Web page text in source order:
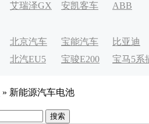
艾瑞泽GX 安凯客车 ABB
北京汽车
制造厂
宝能汽车
比亚迪
北汽EU5 宝骏E200 宝马5系
» 新能源汽车电池